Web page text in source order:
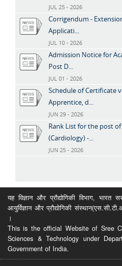
JUL 25 - 2026
Corrigendum -
Applicati...
JUL 10 - 2026
Admission Notice for
Post D...
JUL 01 - 2026
Schedule of Certificate
Apprentice, d...
JUN 29 - 2026
Rank List for the post
(Cardiology) -...
JUN 25 - 2026
यह विज्ञान और प्रौद्योगिकी विभाग,
आयुर्विज्ञान और प्रौद्योगिकी
।
This is the official Website of Sree
Sciences & Technology under
Government of India.